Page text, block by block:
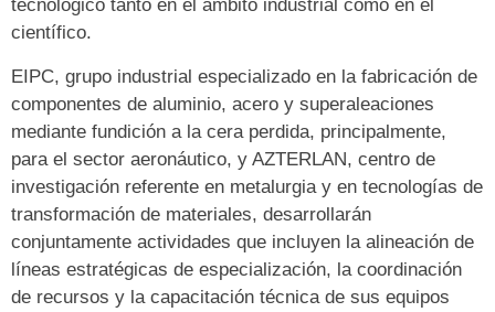
tecnológico tanto en el ámbito industrial como en el
científico.
EIPC, grupo industrial especializado en la fabricación de
componentes de aluminio, acero y superaleaciones
mediante fundición a la cera perdida, principalmente,
para el sector aeronáutico, y AZTERLAN, centro de
investigación referente en metalurgia y en tecnologías de
transformación de materiales, desarrollarán
conjuntamente actividades que incluyen la alineación de
líneas estratégicas de especialización, la coordinación
de recursos y la capacitación técnica de sus equipos